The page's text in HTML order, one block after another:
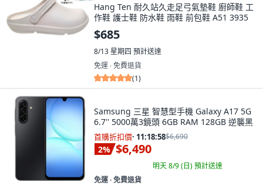
Hang Ten 耐久站久走足弓氣墊鞋 廚師鞋 工
作鞋 護士鞋 防水鞋 雨鞋 前包鞋 A51 3935
$685
8/13 星期四 預計送達
免運 ∙ 免費退貨
(1)
Samsung 三星 智慧型手機 Galaxy A17 5G
6.7'' 5000萬3鏡頭 6GB RAM 128GB 逆襲黑
首購折扣價· 11:18:57$6,690
2% $6,490
明天 8/9 (日)預計送達
免運 ∙ 免費退貨